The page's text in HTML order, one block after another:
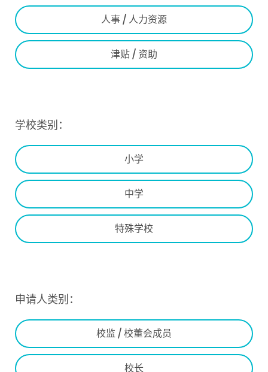
人事 / 人力资源
津贴 / 资助
学校类别：
小学
中学
特殊学校
申请人类别：
校监 / 校董会成员
校长